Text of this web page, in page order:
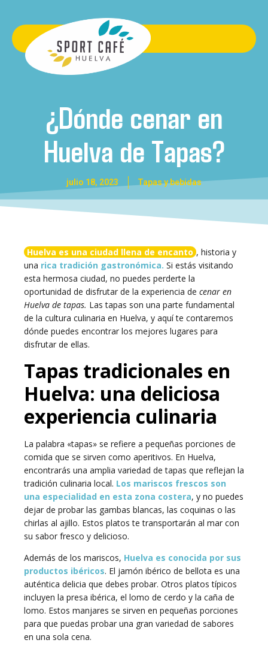
¿Dónde cenar en
Huelva de Tapas?
julio 18, 2023 Tapas y bebidas
Huelva es una ciudad llena de encanto , historia y
una rica tradición gastronómica. Si estás visitando
esta hermosa ciudad, no puedes perderte la
oportunidad de disfrutar de la experiencia de cenar en
Huelva de tapas. Las tapas son una parte fundamental
de la cultura culinaria en Huelva, y aquí te contaremos
dónde puedes encontrar los mejores lugares para
disfrutar de ellas.
Tapas tradicionales en
Huelva: una deliciosa
experiencia culinaria
La palabra «tapas» se refiere a pequeñas porciones de
comida que se sirven como aperitivos. En Huelva,
encontrarás una amplia variedad de tapas que reflejan la
tradición culinaria local. Los mariscos frescos son
una especialidad en esta zona costera, y no puedes
dejar de probar las gambas blancas, las coquinas o las
chirlas al ajillo. Estos platos te transportarán al mar con
su sabor fresco y delicioso.
Además de los mariscos, Huelva es conocida por sus
productos ibéricos. El jamón ibérico de bellota es una
auténtica delicia que debes probar. Otros platos típicos
incluyen la presa ibérica, el lomo de cerdo y la caña de
lomo. Estos manjares se sirven en pequeñas porciones
para que puedas probar una gran variedad de sabores
en una sola cena.